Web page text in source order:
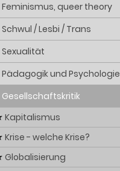
Feminismus, queer theory
Schwul / Lesbi / Trans
Sexualität
Pädagogik und Psychologie
Gesellschaftskritik
Kapitalismus
Krise - welche Krise?
Globalisierung